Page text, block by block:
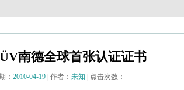
南德全球首张认证证书
： 2010-04-19 | 作者： 未知 | 点击次数：